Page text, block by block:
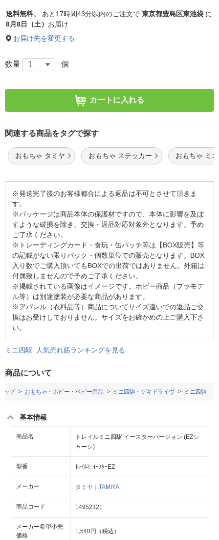
送料無料、 あと 17時間43分以内のご注文で 東京都豊島区東池袋 に
8月8日（土） お届け
お届け先を変更する
数量 個
カートに入れる
関連する商品をタグで探す
おもちゃ タミヤ おもちゃ ステッカー おもちゃ ミ
※発送完了後のお客様都合による返品は不可とさせて頂きま
す。
※パッケージは商品本体の保護材ですので、本体に影響を及ぼ
すような破損を除き、交換・返品対応対象外となります。予め
ご了承ください。
※トレーディングカード・食玩・缶バッチ等は【BOX販売】等
の記載がない限りパック・個数単位での販売となります。BOX
入り数でご購入頂いてもBOXでの出荷ではありません。外箱は
付属致しませんので予めご了承ください。
※掲載されている画像はイメージです。ホビー商品（プラモデ
ル等）は別途塗装が必要な商品があります。
※アパレル（衣料品等）商品についてサイズ違いでの返品ご交
換はお受けしておりません。サイズをお確かめの上ご購入下さ
い。
ミニ四駆 人気売れ筋ランキングを見る
商品について
ップ おもちゃ・ホビー・ベビー用品 ミニ四駆・ゲキドライヴ ミニ四駆
基本情報
商品名
トレイルミニ四駆 イースターバージョン (EZシ
ャーシ)
型番 ﾄﾚｲﾙﾐﾆｲｰｽﾀｰEZ
メーカー タミヤ｜TAMIYA
商品コード 14952321
メーカー希望小売
価格
1,540円（税込）